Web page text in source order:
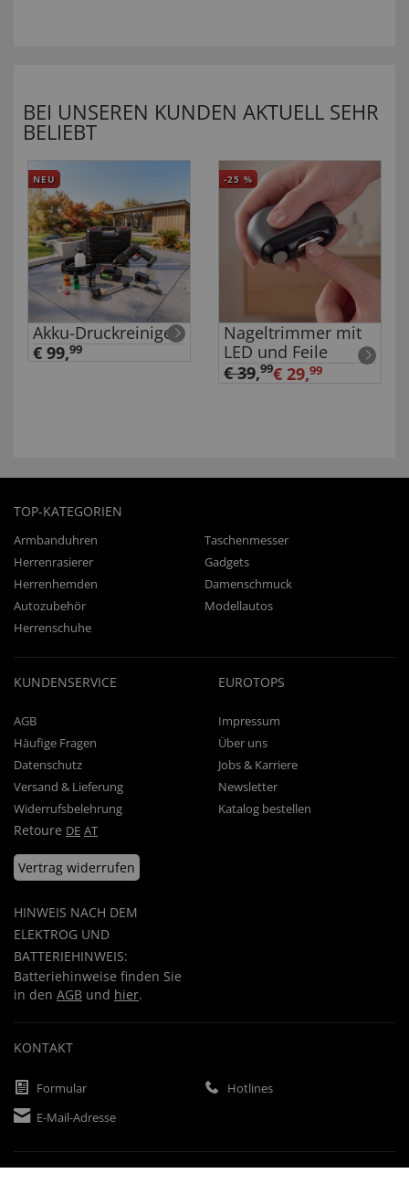
BEI UNSEREN KUNDEN AKTUELL SEHR
BELIEBT
NEU
Akku-Druckreiniger
€ 99,99
-25 %
Nageltrimmer mit
LED und Feile
€ 39,99€ 29,99
TOP-KATEGORIEN
Armbanduhren
Taschenmesser
Herrenrasierer
Gadgets
Herrenhemden
Damenschmuck
Autozubehör
Modellautos
Herrenschuhe
KUNDENSERVICE
AGB
Häufige Fragen
Datenschutz
Versand & Lieferung
Widerrufsbelehrung
Retoure DE AT
Vertrag widerrufen
HINWEIS NACH DEM
ELEKTROG UND
BATTERIEHINWEIS:
Batteriehinweise finden Sie
in den AGB und hier.
EUROTOPS
Impressum
Über uns
Jobs & Karriere
Newsletter
Katalog bestellen
KONTAKT
Formular
Hotlines
E-Mail-Adresse